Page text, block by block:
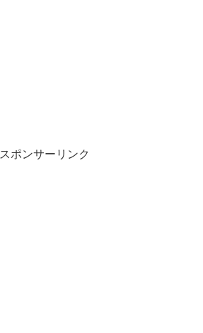
スポンサーリンク